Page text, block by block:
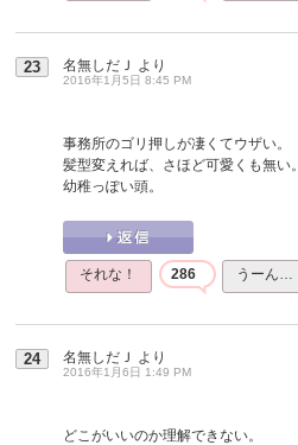
23 名無しだＪ より
2016年1月5日 8:45 PM
事務所のゴリ押しが凄くてウザい。
髪型変えれば、さほど可愛くも無い。
幼稚っぽい頭。
それな！ 286 うーん…
24 名無しだＪ より
2016年1月6日 1:49 PM
どこがいいのか理解できない。